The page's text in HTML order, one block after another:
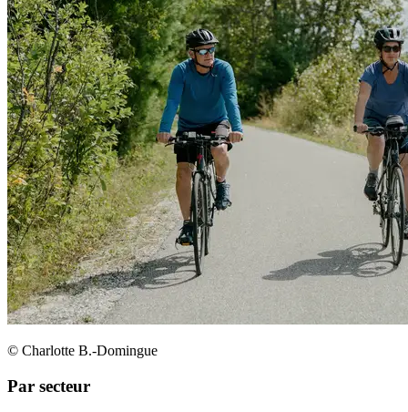
© Charlotte B.-Domingue
Par secteur